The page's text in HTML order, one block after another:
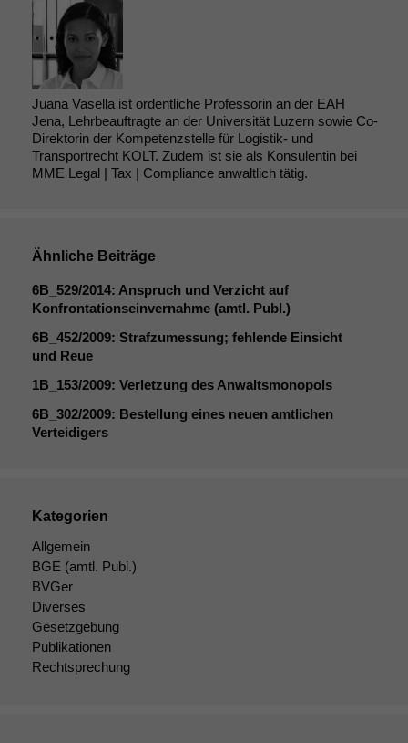
Juana Vasella ist ordentliche Professorin an der EAH
Jena, Lehrbeauftragte an der Universität Luzern sowie Co-
Direktorin der Kompetenzstelle für Logistik- und
Transportrecht KOLT. Zudem ist sie als Konsulentin bei
MME Legal | Tax | Compliance anwaltlich tätig.
Ähnliche Beiträge
6B_529/2014: Anspruch und Verzicht auf
Konfrontationseinvernahme (amtl. Publ.)
6B_452/2009: Strafzumessung; fehlende Einsicht
und Reue
1B_153/2009: Verletzung des Anwaltsmonopols
6B_302/2009: Bestellung eines neuen amtlichen
Verteidigers
Kategorien
Allgemein
BGE (amtl. Publ.)
BVGer
Diverses
Gesetzgebung
Publikationen
Rechtsprechung